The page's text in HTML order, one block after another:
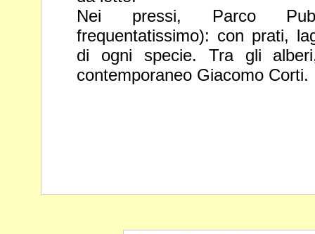
Nei pressi, Parco
frequentatissimo): con prati,
di ogni specie. Tra gli
contemporaneo Giacomo Corti.